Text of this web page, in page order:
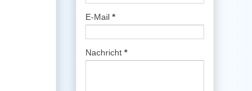
E-Mail *
Nachricht *